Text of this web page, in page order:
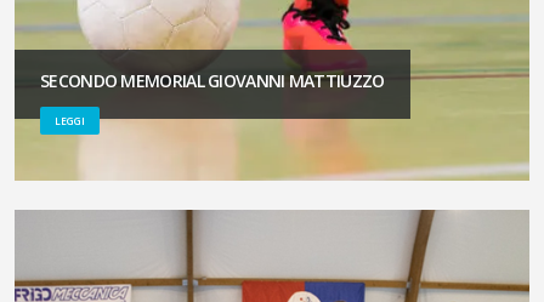
SECONDO MEMORIAL GIOVANNI MATTIUZZO
LEGGI